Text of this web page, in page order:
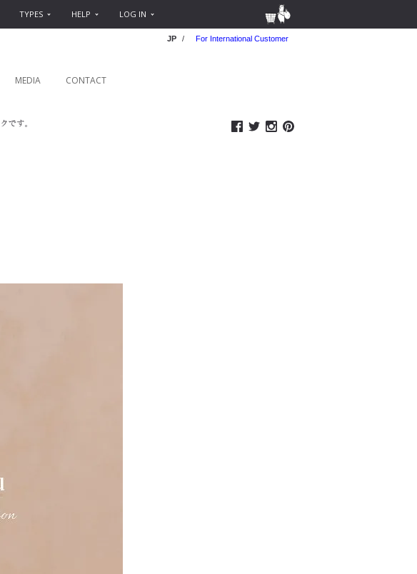
TYPES HELP LOG IN
JP / For International Customer
MEDIA CONTACT